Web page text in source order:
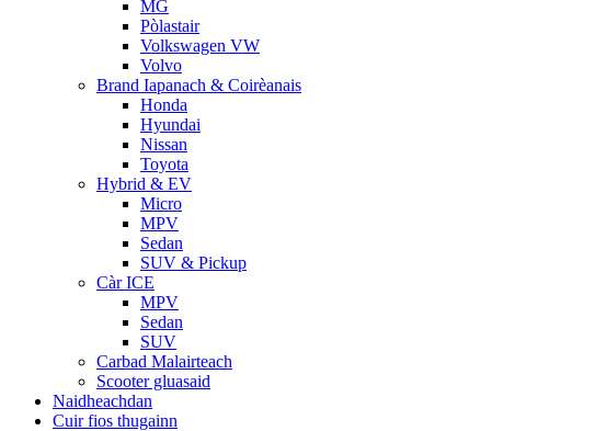
MG
Pòlastair
Volkswagen VW
Volvo
Brand Iapanach & Coirèanais
Honda
Hyundai
Nissan
Toyota
Hybrid & EV
Micro
MPV
Sedan
SUV & Pickup
Càr ICE
MPV
Sedan
SUV
Carbad Malairteach
Scooter gluasaid
Naidheachdan
Cuir fios thugainn